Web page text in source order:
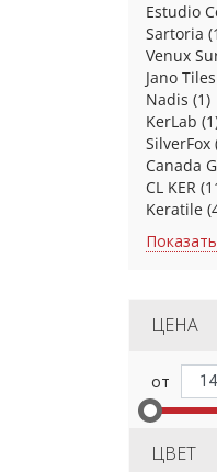
Estudio
Sartoria
Venux
Jano Tiles
Nadis (1)
KerLab
SilverFox
Canada
CL KER
Keratile
ЦЕНА
ЦВЕТ